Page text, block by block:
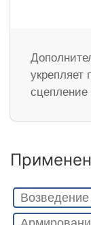
укрепляет